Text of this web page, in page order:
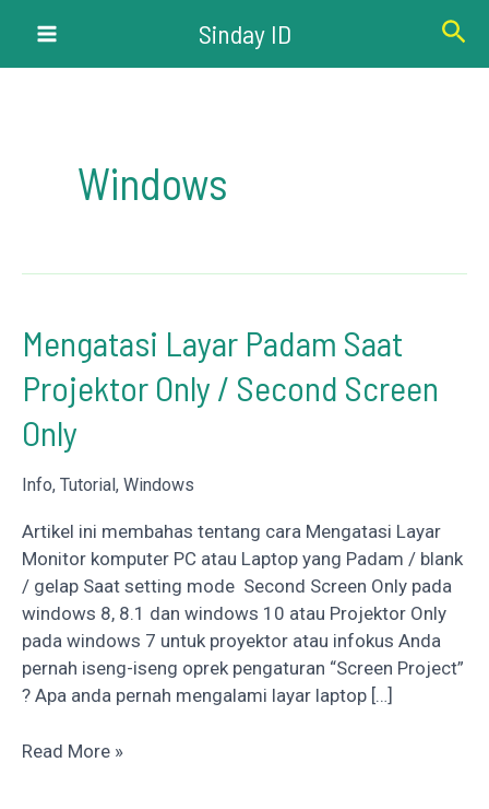
konten
Sinday ID Cari
Windows
Mengatasi Layar Padam Saat
Projektor Only / Second Screen
Only
Info, Tutorial, Windows
Artikel ini membahas tentang cara Mengatasi Layar
Monitor komputer PC atau Laptop yang Padam / blank
/ gelap Saat setting mode Second Screen Only pada
windows 8, 8.1 dan windows 10 atau Projektor Only
pada windows 7 untuk proyektor atau infokus Anda
pernah iseng-iseng oprek pengaturan “Screen Project”
? Apa anda pernah mengalami layar laptop […]
Mengatasi
Read More »